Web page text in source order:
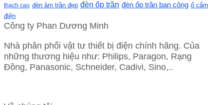
thạch cao đèn âm trần đẹp đèn ốp trần đèn ốp trần ban công ổ cắm
điện
Công ty Phan Dương Minh
Nhà phân phối vật tư thiết bị điện chính hãng. Của
những thương hiệu như: Philips, Paragon, Rạng
Đông, Panasonic, Schneider, Cadivi, Sino,..